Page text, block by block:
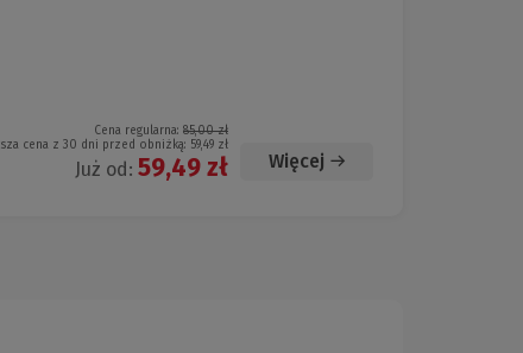
Cena regularna: 85,00 zł
cena z 30 dni przed obniżką: 59,49 zł
Już od: 59,49 zł Więcej